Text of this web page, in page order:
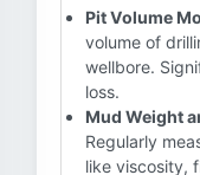
Pit Volume
volume of
wellbore.
loss.
Mud Weight
Regularly
like viscosity,